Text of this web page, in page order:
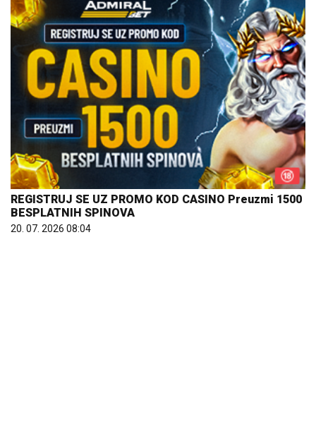
REGISTRUJ SE UZ PROMO KOD CASINO Preuzmi 1500
BESPLATNIH SPINOVA
20. 07. 2026 08:04